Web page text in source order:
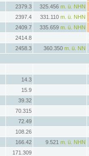
2379.3 325.456 m. ü. NHN
2397.4 331.110 m. ü. NHN
2409.7 335.659 m. ü. NHN
2414.8
2458.3 360.350 m. ü. NN
14.3
15.9
39.32
70.315
72.49
108.26
166.42 9.521 m. ü. NHN
171.309